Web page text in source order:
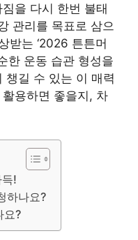
을 다시 한번 불태
관리를 목표로 삼으
받는 ‘2026 튼튼머
한 운동 습관 형성을
챙길 수 있는 이 매력
용하면 좋을지, 차
!
하나요?
요?